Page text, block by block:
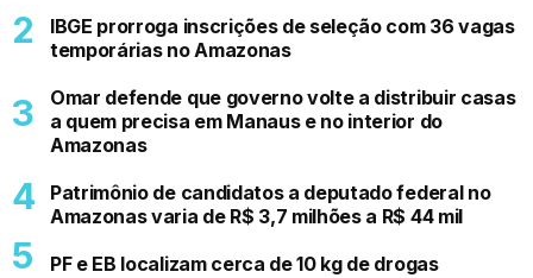
IBGE prorroga inscrições de seleção com 36 vagas
temporárias no Amazonas
Omar defende que governo volte a distribuir casas
a quem precisa em Manaus e no interior do
Amazonas
Patrimônio de candidatos a deputado federal no
Amazonas varia de R$ 3,7 milhões a R$ 44 mil
PF e EB localizam cerca de 10 kg de drogas